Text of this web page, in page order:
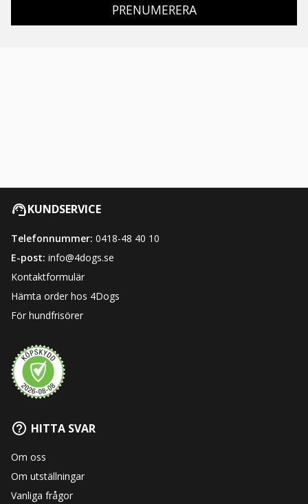
PRENUMERERA
KUNDSERVICE
Telefonnummer: 0418-48 40 10
E-post: info@4dogs.se
Kontaktformulär
Hämta order hos 4Dogs
För hundfrisörer
HITTA SVAR
Om oss
Om utställningar
Vanliga frågor